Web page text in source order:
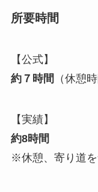
所要時間
【公式】
約７時間 （休憩
【実績】
約8時間
※休憩、寄り道を